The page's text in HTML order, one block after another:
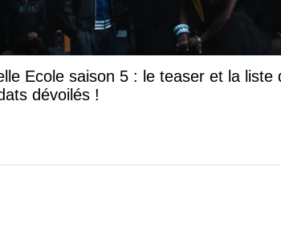
Ecole saison 5 : le teaser et la liste
dévoilés !